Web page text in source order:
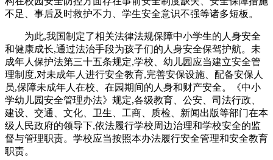
不足、事后及时救护不力、学生安全意识不强等诸多短板。
为此,我国制定了相关法律法规保障中小学生的人身安全
和健康成长,通过法治手段为孩子们的人身安全保驾护航。未
成年人保护法第三十五条规定,学校、幼儿园应当建立安全管
理制度,对未成年人进行安全教育,完善安保设施、配备安保人
员,保障未成年人在校、在园期间的人身和财产安全。《中小
学幼儿园安全管理办法》规定,各级教育、公安、司法行政、
建设、交通、文化、卫生、工商、质检、新闻出版等部门在本
级人民政府的领导下,依法履行学校周边治理和学校安全的监
督与管理职责。学校应当按照本办法履行安全管理和安全教育
职责。